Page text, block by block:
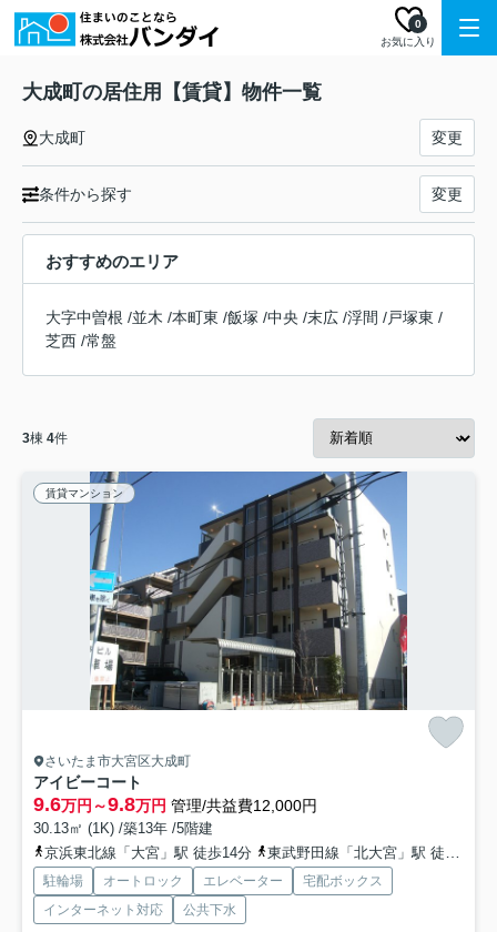
お気に入り
0
大成町の居住用【賃貸】物件一覧
大成町 変更
条件から探す 変更
おすすめのエリア
大字中曽根 /並木 /本町東 /飯塚 /中央 /末広 /浮間 /戸塚東 /
芝西 /常盤
3棟 4件
賃貸マンション
さいたま市大宮区大成町
アイビーコート
9.6万円～9.8万円 管理/共益費12,000円
30.13㎡ (1K) /築13年 /5階建
京浜東北線「大宮」駅 徒歩14分
東武野田線「北大宮」駅 徒歩26分
駐輪場 オートロック エレベーター
宅配ボックス
インターネット対応
公共下水